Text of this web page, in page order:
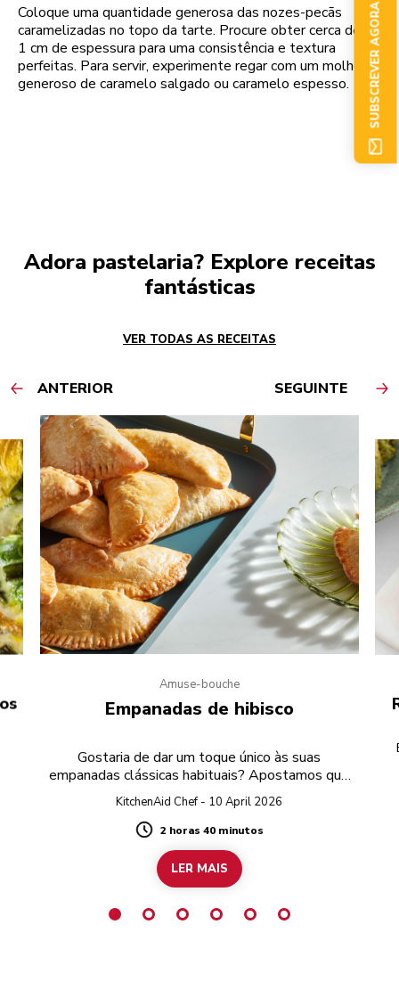
Coloque uma quantidade generosa das nozes-pecãs
caramelizadas no topo da tarte. Procure obter cerca de
1 cm de espessura para uma consistência e textura
perfeitas. Para servir, experimente regar com um molho
generoso de caramelo salgado ou caramelo espesso.
Adora pastelaria? Explore receitas
fantásticas
VER TODAS AS RECEITAS
ANTERIOR SEGUINTE
Amuse-bouche
Empanadas de hibisco
Gostaria de dar um toque único às suas
empanadas clássicas habituais? Apostamos que
nunca pensou no hibisco!
KitchenAid Chef - 10 April 2026
Duration
2 horas 40 minutos
LER MAIS
SUBSCREVER AGORA